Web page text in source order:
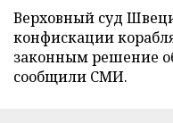
Верховный суд
конфискации
законным решение
сообщили СМИ.